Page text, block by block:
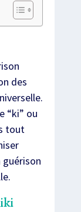
des
“ki” ou
tout